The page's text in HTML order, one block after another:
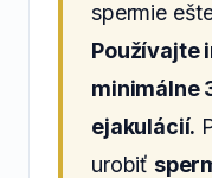
spermie
Používajte
minimálne
ejakulácií.
urobiť